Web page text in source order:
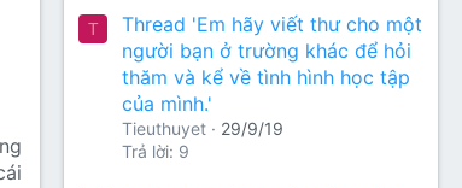
T
Thread 'Em hãy viết thư cho một
người bạn ở trường khác để hỏi
thăm và kể về tình hình học tập
của mình.'
Tieuthuyet
29/9/19
Trả lời: 9